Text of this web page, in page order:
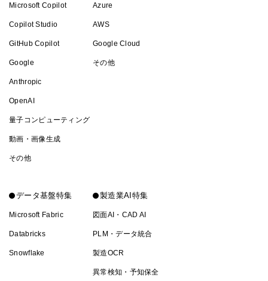
Microsoft Copilot
Copilot Studio
GitHub Copilot
Google
Anthropic
OpenAI
量子コンピューティング
動画・画像生成
その他
Azure
AWS
Google Cloud
その他
データ基盤特集
Microsoft Fabric
Databricks
Snowflake
製造業AI特集
図面AI・CAD AI
PLM・データ統合
製造OCR
異常検知・予知保全